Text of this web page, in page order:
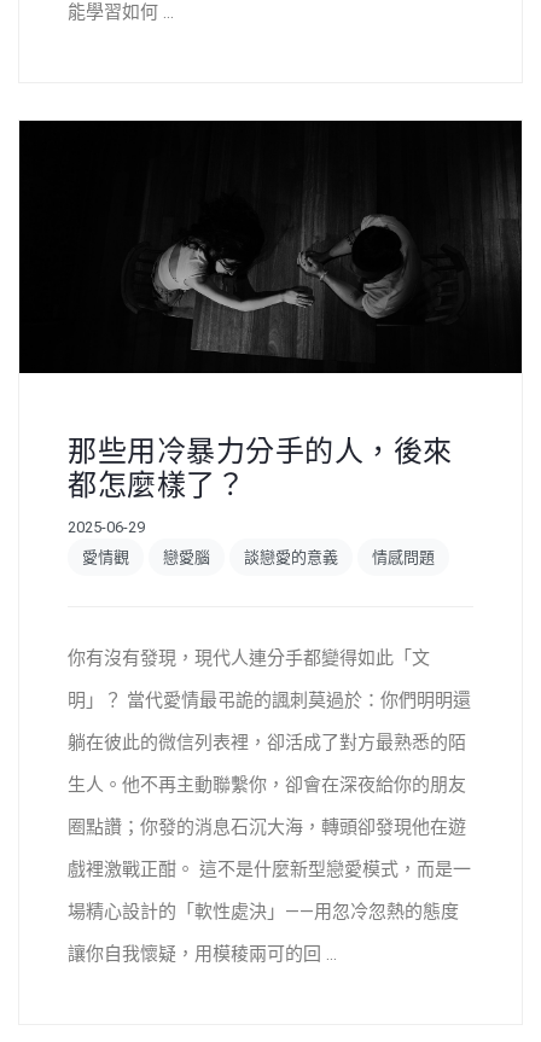
能學習如何 ...
那些用冷暴力分手的人，後來
都怎麼樣了？
2025-06-29
愛情觀
戀愛腦 談戀愛的意義 情感問題
你有沒有發現，現代人連分手都變得如此「文
明」？ 當代愛情最弔詭的諷刺莫過於：你們明明還
躺在彼此的微信列表裡，卻活成了對方最熟悉的陌
生人。他不再主動聯繫你，卻會在深夜給你的朋友
圈點讚；你發的消息石沉大海，轉頭卻發現他在遊
戲裡激戰正酣。 這不是什麼新型戀愛模式，而是一
場精心設計的「軟性處決」——用忽冷忽熱的態度
讓你自我懷疑，用模稜兩可的回 ...